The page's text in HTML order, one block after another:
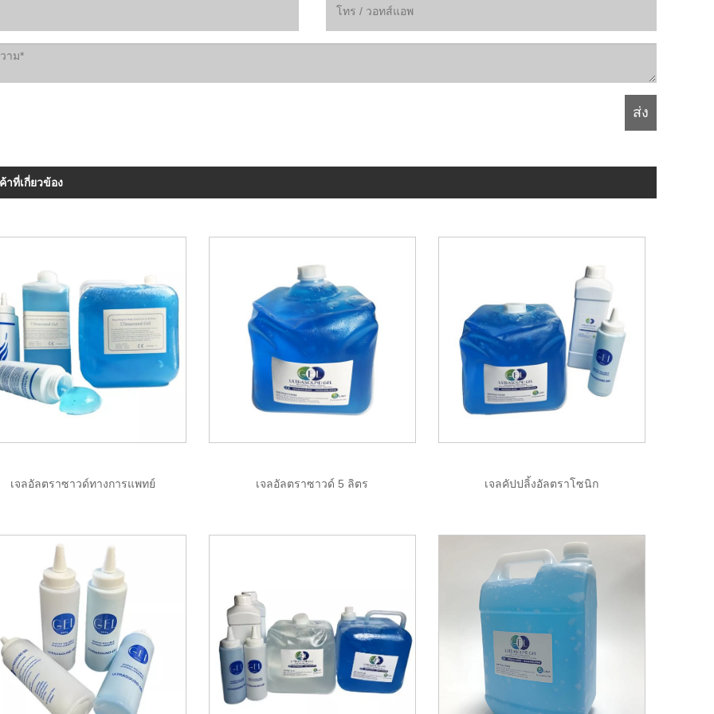
าที่เกี่ยวข้อง
เจลอัลตราซาวด์ทางการแพทย์ เจลอัลตราซาวด์ 5 ลิตร เจลคัปปลิ้งอัลตราโซนิก